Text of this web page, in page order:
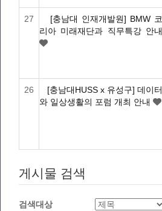
27
[충남대 인재개발원] BMW 코
리아 미래재단과 직무특강 안내
26
[충남대HUSS x 유성구] 데이터
와 일상생활의 포럼 개최 안내
게시물 검색
검색대상